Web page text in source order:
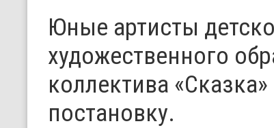
Юные артисты
художественного
коллектива
постановку.